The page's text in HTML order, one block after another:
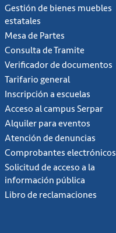
Gestión de bienes muebles
estatales
Mesa de Partes
Consulta de Tramite
Verificador de documentos
Tarifario general
Inscripción a escuelas
Acceso al campus Serpar
Alquiler para eventos
Atención de denuncias
Comprobantes electrónicos
Solicitud de acceso a la
información pública
Libro de reclamaciones